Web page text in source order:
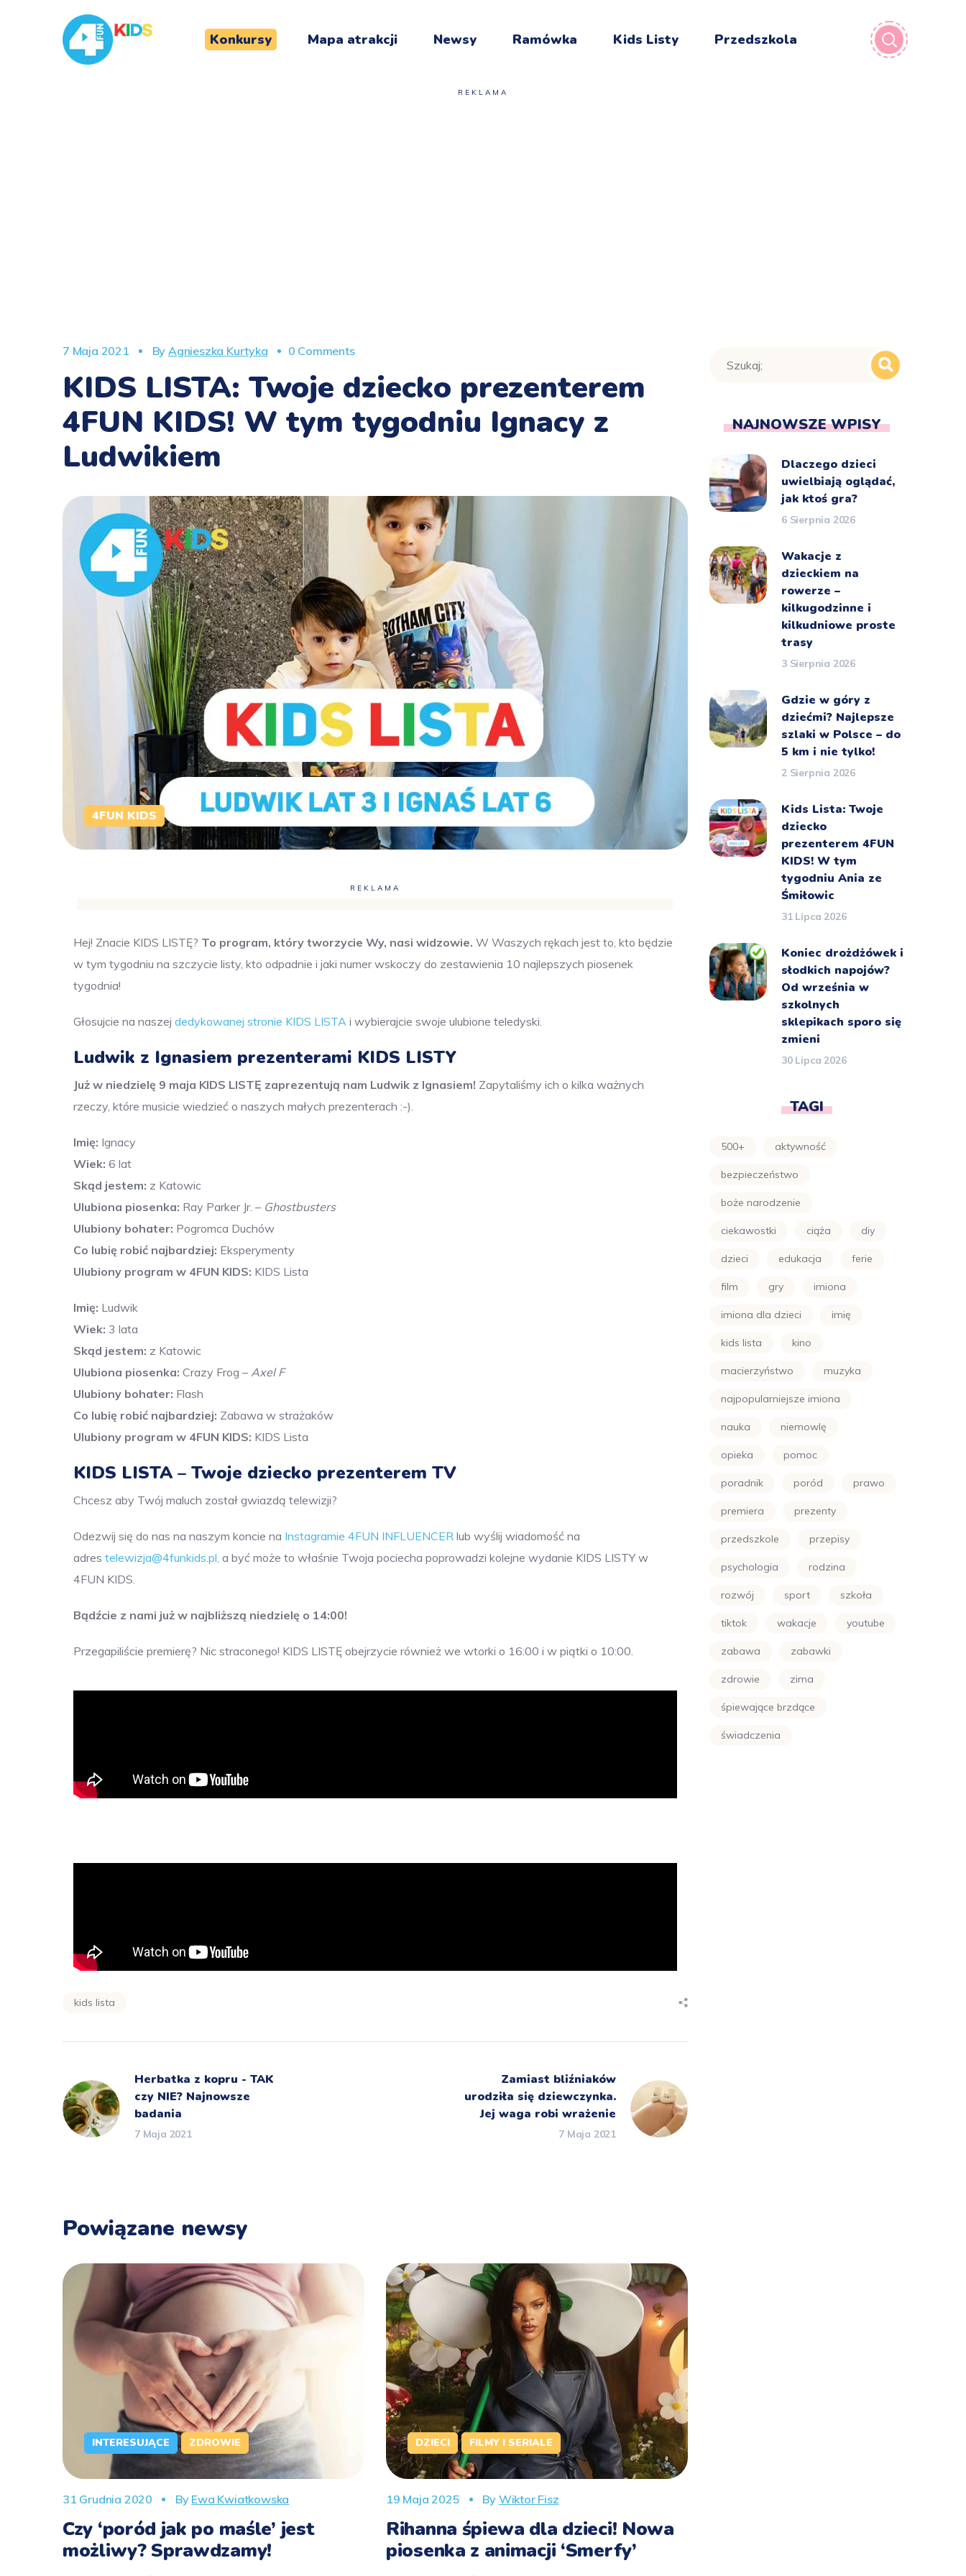
Konkursy Mapa atrakcji Newsy Ramówka Kids Listy Przedszkola
REKLAMA
7 Maja 2021 ByAgnieszka Kurtyka 0 Comments
KIDS LISTA: Twoje dziecko prezenterem
4FUN KIDS! W tym tygodniu Ignacy z
Ludwikiem
4FUN KIDS
REKLAMA
Hej! Znacie KIDS LISTĘ? To program, który tworzycie Wy, nasi widzowie. W Waszych rękach jest to, kto będzie
w tym tygodniu na szczycie listy, kto odpadnie i jaki numer wskoczy do zestawienia 10 najlepszych piosenek
tygodnia!
Głosujcie na naszej dedykowanej stronie KIDS LISTA i wybierajcie swoje ulubione teledyski.
Ludwik z Ignasiem prezenterami KIDS LISTY
Już w niedzielę 9 maja KIDS LISTĘ zaprezentują nam Ludwik z Ignasiem! Zapytaliśmy ich o kilka ważnych
rzeczy, które musicie wiedzieć o naszych małych prezenterach :-).
Imię: Ignacy
Wiek: 6 lat
Skąd jestem: z Katowic
Ulubiona piosenka: Ray Parker Jr. – Ghostbusters
Ulubiony bohater: Pogromca Duchów
Co lubię robić najbardziej: Eksperymenty
Ulubiony program w 4FUN KIDS: KIDS Lista
Imię: Ludwik
Wiek: 3 lata
Skąd jestem: z Katowic
Ulubiona piosenka: Crazy Frog – Axel F
Ulubiony bohater: Flash
Co lubię robić najbardziej: Zabawa w strażaków
Ulubiony program w 4FUN KIDS: KIDS Lista
KIDS LISTA – Twoje dziecko prezenterem TV
Chcesz aby Twój maluch został gwiazdą telewizji?
Odezwij się do nas na naszym koncie na Instagramie 4FUN INFLUENCER lub wyślij wiadomość na
adres telewizja@4funkids.pl, a być może to właśnie Twoja pociecha poprowadzi kolejne wydanie KIDS LISTY w
4FUN KIDS.
Bądźcie z nami już w najbliższą niedzielę o 14:00!
Przegapiliście premierę? Nic straconego! KIDS LISTĘ obejrzycie również we wtorki o 16:00 i w piątki o 10:00.
kids lista
Herbatka z kopru - TAK
czy NIE? Najnowsze
badania
7 Maja 2021
Zamiast bliźniaków
urodziła się dziewczynka.
Jej waga robi wrażenie
7 Maja 2021
Powiązane newsy
INTERESUJĄCE ZDROWIE
31 Grudnia 2020 By Ewa Kwiatkowska
Czy ‘poród jak po maśle’ jest
możliwy? Sprawdzamy!
DZIECI FILMY I SERIALE
19 Maja 2025 By Wiktor Fisz
Rihanna śpiewa dla dzieci! Nowa
piosenka z animacji ‘Smerfy’
NAJNOWSZE WPISY
Dlaczego dzieci
uwielbiają oglądać,
jak ktoś gra?
6 Sierpnia 2026
Wakacje z
dzieckiem na
rowerze –
kilkugodzinne i
kilkudniowe proste
trasy
3 Sierpnia 2026
Gdzie w góry z
dziećmi? Najlepsze
szlaki w Polsce – do
5 km i nie tylko!
2 Sierpnia 2026
Kids Lista: Twoje
dziecko
prezenterem 4FUN
KIDS! W tym
tygodniu Ania ze
Śmiłowic
31 Lipca 2026
Koniec drożdżówek i
słodkich napojów?
Od września w
szkolnych
sklepikach sporo się
zmieni
30 Lipca 2026
TAGI
500+ aktywność
bezpieczeństwo
boże narodzenie
ciekawostki ciąża diy
dzieci edukacja ferie
film gry imiona
imiona dla dzieci imię
kids lista kino
macierzyństwo muzyka
najpopularniejsze imiona
nauka niemowlę
opieka pomoc
poradnik poród prawo
premiera prezenty
przedszkole przepisy
psychologia rodzina
rozwój sport szkoła
tiktok wakacje youtube
zabawa zabawki
zdrowie zima
śpiewające brzdące
świadczenia